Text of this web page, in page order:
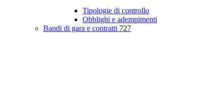
Tipologie di controllo
Obblighi e adempimenti
Bandi di gara e contratti 727